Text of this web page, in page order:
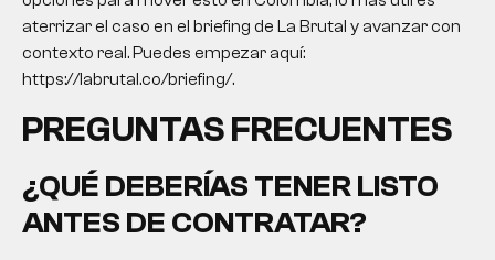
aterrizar el caso en el briefing de La Brutal y avanzar con
contexto real. Puedes empezar aquí:
https://labrutal.co/briefing/.
PREGUNTAS FRECUENTES
¿QUÉ DEBERÍAS TENER LISTO
ANTES DE CONTRATAR?